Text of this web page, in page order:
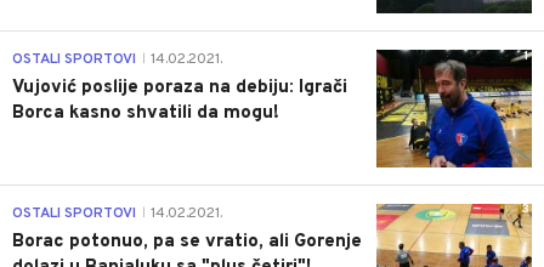
1
OSTALI SPORTOVI 14.02.2021.
Vujović poslije poraza na debiju: Igrači
Borca kasno shvatili da mogu!
3
OSTALI SPORTOVI 14.02.2021.
Borac potonuo, pa se vratio, ali Gorenje